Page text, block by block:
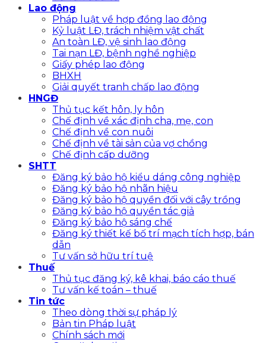
Lao động
Pháp luật về hợp đồng lao động
Kỷ luật LĐ, trách nhiệm vật chất
An toàn LĐ, vệ sinh lao động
Tai nạn LĐ, bệnh nghề nghiệp
Giấy phép lao động
BHXH
Giải quyết tranh chấp lao động
HNGĐ
Thủ tục kết hôn, ly hôn
Chế định về xác định cha, mẹ, con
Chế định về con nuôi
Chế định về tài sản của vợ chồng
Chế định cấp dưỡng
SHTT
Đăng ký bảo hộ kiểu dáng công nghiệp
Đăng ký bảo hộ nhãn hiệu
Đăng ký bảo hộ quyền đối với cây trồng
Đăng ký bảo hộ quyền tác giả
Đăng ký bảo hộ sáng chế
Đăng ký thiết kế bố trí mạch tích hợp, bán
dẫn
Tư vấn sở hữu trí tuệ
Thuế
Thủ tục đăng ký, kê khai, báo cáo thuế
Tư vấn kế toán – thuế
Tin tức
Theo dòng thời sự pháp lý
Bản tin Pháp luật
Chính sách mới